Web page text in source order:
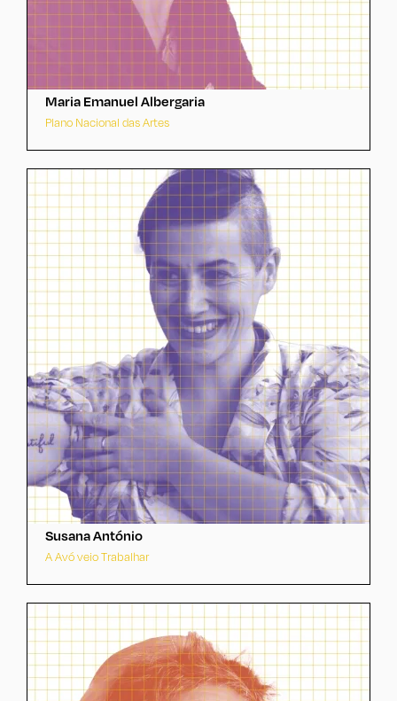
Maria Emanuel Albergaria
Plano Nacional das Artes
Susana António
A Avó veio Trabalhar